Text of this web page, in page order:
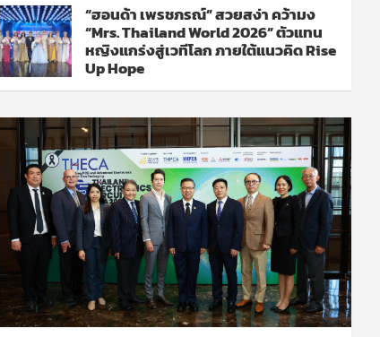
“ฮอนด้า เพรชภรณ์” สวยสง่า คว้ามง
“Mrs. Thailand World 2026” ตัวแทน
หญิงแกร่งสู่เวทีโลก ภายใต้แนวคิด Rise
Up Hope